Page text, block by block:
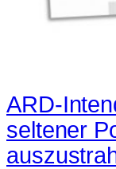
ARD-
seltener